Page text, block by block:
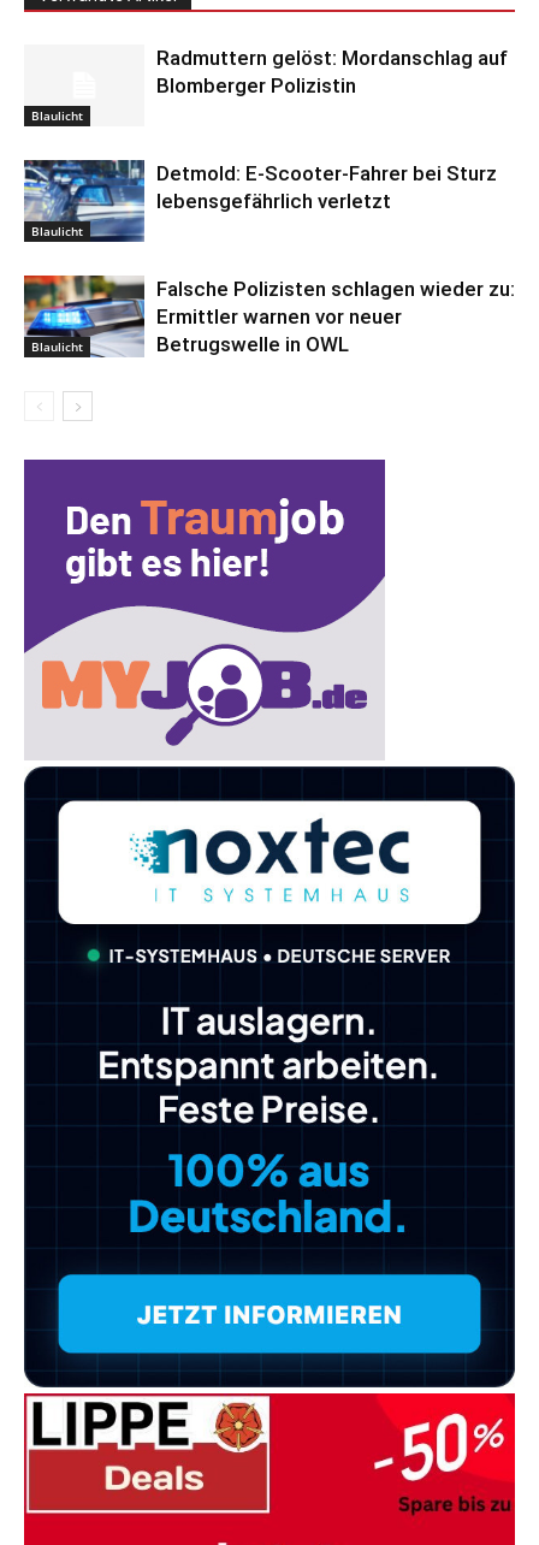
Blaulicht
Radmuttern gelöst: Mordanschlag auf
Blomberger Polizistin
Blaulicht
Detmold: E-Scooter-Fahrer bei Sturz
lebensgefährlich verletzt
Blaulicht
Falsche Polizisten schlagen wieder zu:
Ermittler warnen vor neuer
Betrugswelle in OWL